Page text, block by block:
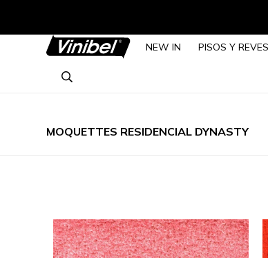
NEW IN PISOS Y
MOQUETTES RESIDENCIAL DYNASTY